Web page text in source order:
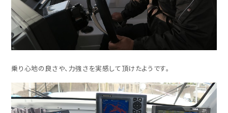
乗り心地の良さや、力強さを実感して頂けたようです。